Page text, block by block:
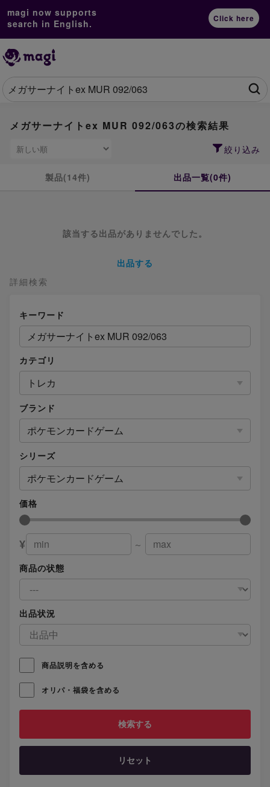
magi now supports
search in English.
Click here
詳細検索
キーワード
カテゴリ
トレカ
ブランド
ポケモンカードゲーム
シリーズ
ポケモンカードゲーム
価格
¥
～
商品の状態
出品状況
商品説明を含める
オリパ・福袋を含める
リセット
メガサーナイトex MUR 092/063の検索結果
絞り込み
製品(14件) 出品一覧(0件)
該当する出品がありませんでした。
出品する